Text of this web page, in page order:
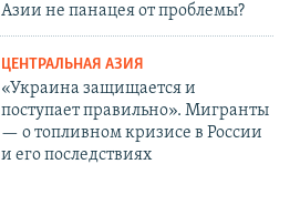
Азии не панацея от проблемы?
ЦЕНТРАЛЬНАЯ АЗИЯ
«Украина защищается и
поступает правильно». Мигранты
— о топливном кризисе в России
и его последствиях